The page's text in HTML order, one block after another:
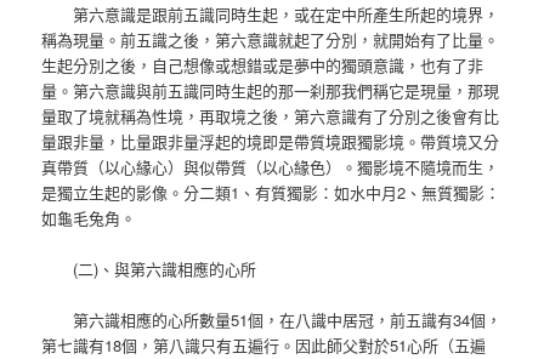
第六意識是跟前五識同時生起，或在定中所產生所起的境界，
稱為現量。前五識之後，第六意識就起了分別，就開始有了比量。
生起分別之後，自己想像或想錯或是夢中的獨頭意識，也有了非
量。第六意識與前五識同時生起的那一刹那我們稱它是現量，那現
量取了境就稱為性境，再取境之後，第六意識有了分別之後會有比
量跟非量，比量跟非量浮起的境即是帶質境跟獨影境。帶質境又分
真帶質（以心緣心）與似帶質（以心緣色）。獨影境不隨境而生，
是獨立生起的影像。分二類1、有質獨影：如水中月2、無質獨影：
如龜毛兔角。
(二)、與第六識相應的心所
第六識相應的心所數量51個，在八識中居冠，前五識有34個，
第七識有18個，第八識只有五遍行。因此師父對於51心所（五遍